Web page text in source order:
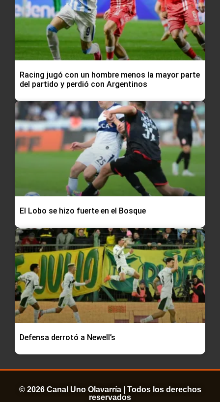
Racing jugó con un hombre menos la mayor parte
del partido y perdió con Argentinos
El Lobo se hizo fuerte en el Bosque
Defensa derrotó a Newell’s
© 2026 Canal Uno Olavarría | Todos los derechos
reservados